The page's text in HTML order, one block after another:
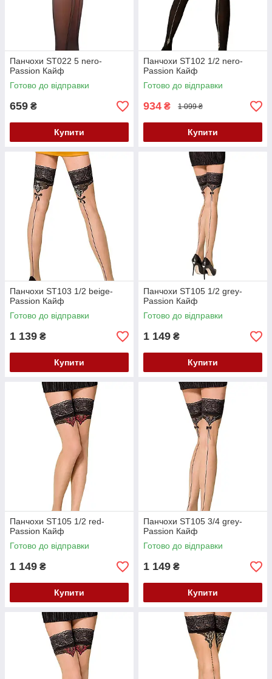
Панчохи ST022 5 nero-
Passion Кайф
Готово до відправки
659 ₴
Купити
Панчохи ST102 1/2 nero-
Passion Кайф
Готово до відправки
934 ₴ 1 099 ₴
Купити
Панчохи ST103 1/2 beige-
Passion Кайф
Готово до відправки
1 139 ₴
Купити
Панчохи ST105 1/2 grey-
Passion Кайф
Готово до відправки
1 149 ₴
Купити
Панчохи ST105 1/2 red-
Passion Кайф
Готово до відправки
1 149 ₴
Купити
Панчохи ST105 3/4 grey-
Passion Кайф
Готово до відправки
1 149 ₴
Купити